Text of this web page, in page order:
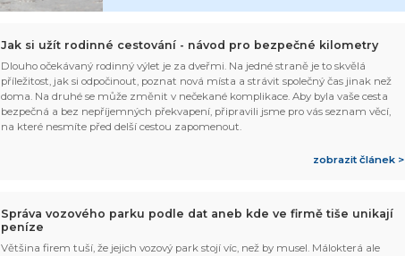
Jak si užít rodinné cestování - návod pro bezpečné kilometry
Dlouho očekávaný rodinný výlet je za dveřmi. Na jedné straně je to skvělá
příležitost, jak si odpočinout, poznat nová místa a strávit společný čas jinak než
doma. Na druhé se může změnit v nečekané komplikace. Aby byla vaše cesta
bezpečná a bez nepříjemných překvapení, připravili jsme pro vás seznam věcí,
na které nesmíte před delší cestou zapomenout.
zobrazit článek >
Správa vozového parku podle dat aneb kde ve firmě tiše unikají
peníze
Většina firem tuší, že jejich vozový park stojí víc, než by musel. Málokterá ale